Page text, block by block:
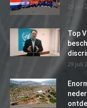
29 juli
Top
29 juli